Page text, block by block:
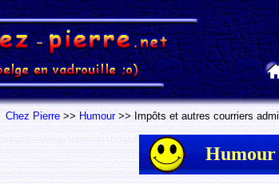
:Chez Pierre>>Humour>> Impôts et autres courriers
Humour